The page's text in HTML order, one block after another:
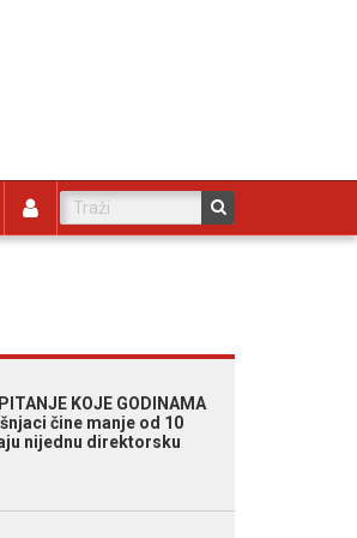
KOJE GODINAMA
čine manje od 10
nijednu direktorsku